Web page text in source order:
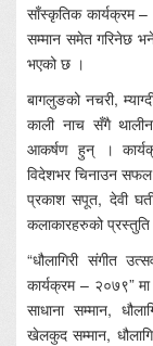
साँस्कृतिक कार्यक्रम –
सम्मान समेत गरिनेछ
भएको छ ।
बागलुङको नचरी,
काली नाच सँगै
आकर्षण हुन् ।
विदेशभर चिनाउन सफल
प्रकाश सपूत, देवी
कलाकारहरुको
“धौलागिरी संगीत
कार्यक्रम – २०७९” मा
साधाना सम्मान,
खेलकुद सम्मान,